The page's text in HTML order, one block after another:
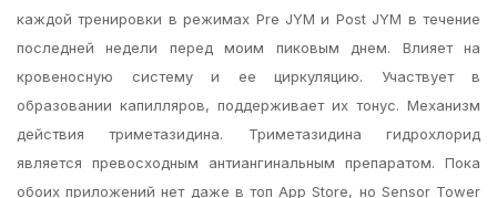
каждой тренировки в режимах Pre JYM и Post JYM в течение
последней недели перед моим пиковым днем. Влияет на
кровеносную систему и ее циркуляцию. Участвует в
образовании капилляров, поддерживает их тонус. Механизм
действия триметазидина. Триметазидина гидрохлорид
является превосходным антиангинальным препаратом. Пока
обоих приложений нет даже в топ App Store, но Sensor Tower